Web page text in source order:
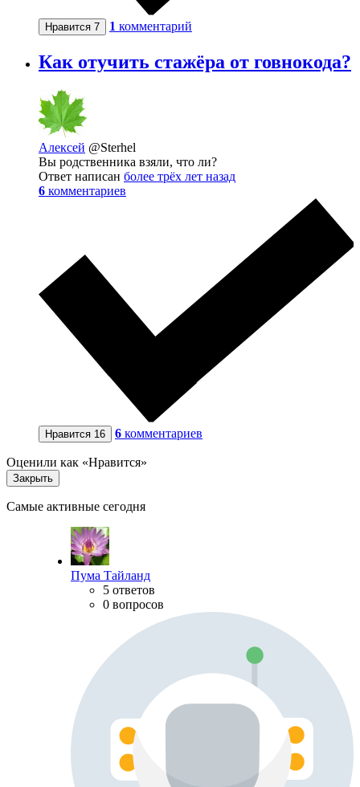
Нравится 7 1 комментарий
Как отучить стажёра от говнокода?
Алексей @Sterhel
Вы родственника взяли, что ли?
Ответ написан более трёх лет назад
6 комментариев
Нравится 16 6 комментариев
Оценили как «Нравится»
Закрыть
Самые активные сегодня
Пума Тайланд
5 ответов
0 вопросов